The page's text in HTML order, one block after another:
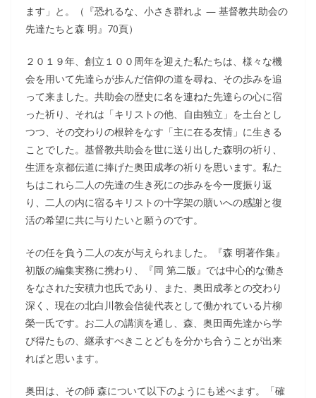
ます」と。（『恐れるな、小さき群れよ ― 基督教共助会の
先達たちと森 明』70頁）
２０１９年、創立１００周年を迎えた私たちは、様々な機
会を用いて先達らが歩んだ信仰の道を尋ね、その歩みを追
って来ました。共助会の歴史に名を連ねた先達らの心に宿
った祈り、それは「キリストの他、自由独立」を土台とし
つつ、その交わりの根幹をなす「主に在る友情」に生きる
ことでした。基督教共助会を世に送り出した森明の祈り、
生涯を京都伝道に捧げた奥田成孝の祈りを思います。私た
ちはこれら二人の先達の生き死にの歩みを今一度振り返
り、二人の内に宿るキリストの十字架の贖いへの感謝と復
活の希望に共に与りたいと願うのです。
その任を負う二人の友が与えられました。『森 明著作集』
初版の編集実務に携わり、『同 第二版』では中心的な働き
をなされた安積力也氏であり、また、奥田成孝との交わり
深く、現在の北白川教会信徒代表として働かれている片柳
榮一氏です。お二人の講演を通し、森、奥田両先達から学
び得たもの、継承すべきことどもを分かち合うことが出来
ればと思います。
奥田は、その師 森について以下のようにも述べます。「確